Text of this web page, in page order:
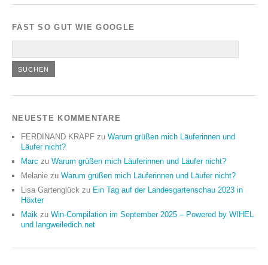
FAST SO GUT WIE GOOGLE
NEUESTE KOMMENTARE
FERDINAND KRAPF zu Warum grüßen mich Läuferinnen und
Läufer nicht?
Marc zu Warum grüßen mich Läuferinnen und Läufer nicht?
Melanie zu Warum grüßen mich Läuferinnen und Läufer nicht?
Lisa Gartenglück zu Ein Tag auf der Landesgartenschau 2023 in
Höxter
Maik zu Win-Compilation im September 2025 – Powered by WIHEL
und langweiledich.net